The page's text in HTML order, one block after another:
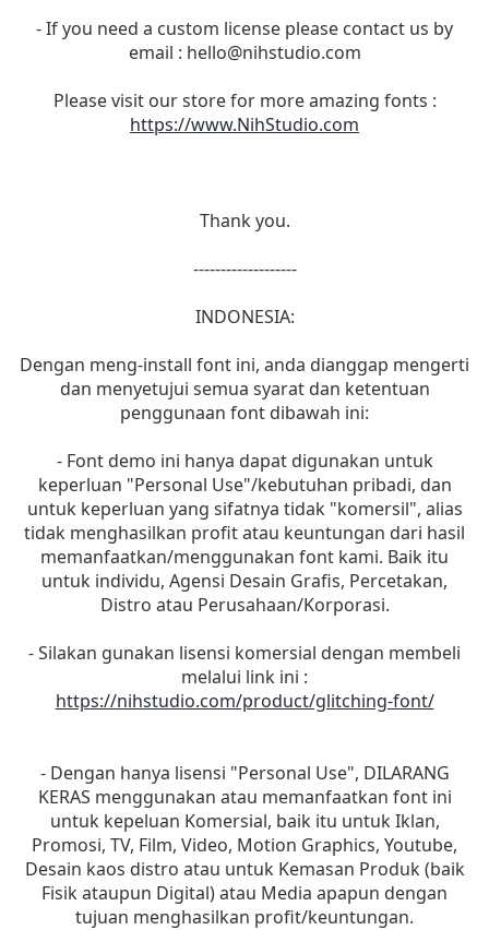
- If you need a custom license please contact us by
email : hello@nihstudio.com
Please visit our store for more amazing fonts :
https://www.NihStudio.com
Thank you.
-------------------
INDONESIA:
Dengan meng-install font ini, anda dianggap mengerti
dan menyetujui semua syarat dan ketentuan
penggunaan font dibawah ini:
- Font demo ini hanya dapat digunakan untuk
keperluan "Personal Use"/kebutuhan pribadi, dan
untuk keperluan yang sifatnya tidak "komersil", alias
tidak menghasilkan profit atau keuntungan dari hasil
memanfaatkan/menggunakan font kami. Baik itu
untuk individu, Agensi Desain Grafis, Percetakan,
Distro atau Perusahaan/Korporasi.
- Silakan gunakan lisensi komersial dengan membeli
melalui link ini :
https://nihstudio.com/product/glitching-font/
- Dengan hanya lisensi "Personal Use", DILARANG
KERAS menggunakan atau memanfaatkan font ini
untuk kepeluan Komersial, baik itu untuk Iklan,
Promosi, TV, Film, Video, Motion Graphics, Youtube,
Desain kaos distro atau untuk Kemasan Produk (baik
Fisik ataupun Digital) atau Media apapun dengan
tujuan menghasilkan profit/keuntungan.